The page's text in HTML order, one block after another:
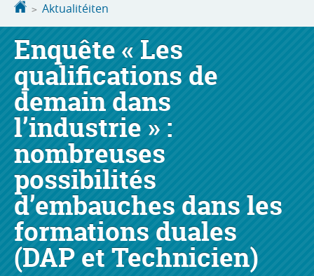
Startsäit
Aktualitéiten
Enquête « Les
qualifications de
demain dans
l’industrie » :
nombreuses
possibilités
d’embauches dans les
formations duales
(DAP et Technicien)